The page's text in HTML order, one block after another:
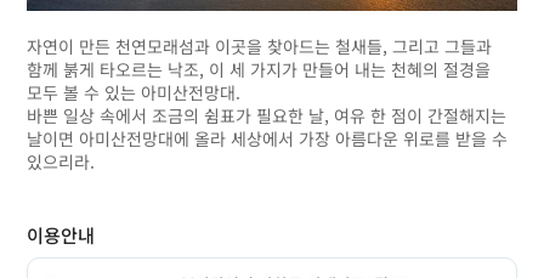
자연이 만든 천연모래섬과 이곳을 찾아드는 철새들, 그리고 그들과
함께 붉게 타오르는 낙조, 이 세 가지가 만들어 내는 천혜의 절경을
모두 볼 수 있는 아미산전망대.
바쁜 일상 속에서 조금의 쉼표가 필요한 날, 여유 한 점이 간절해지는
날이면 아미산전망대에 올라 세상에서 가장 아름다운 위로를 받을 수
있으리라.
이용안내